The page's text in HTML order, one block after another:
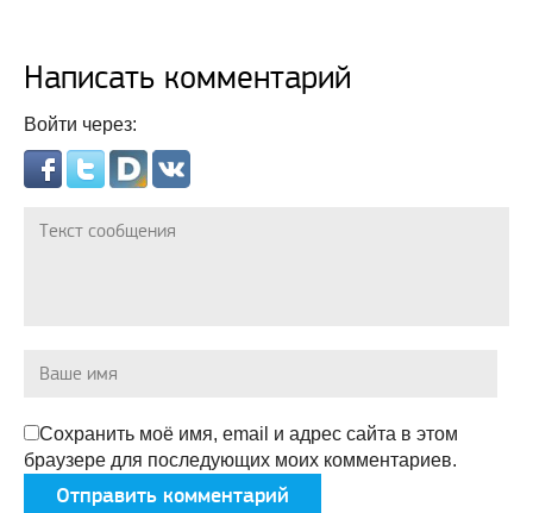
Написать комментарий
Войти через:
Сохранить моё имя, email и адрес сайта в этом
браузере для последующих моих комментариев.